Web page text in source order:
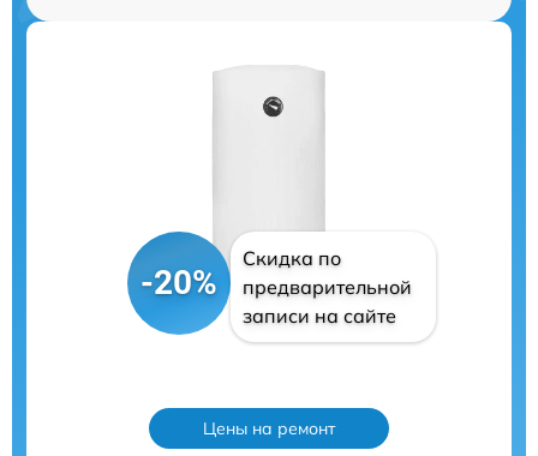
-20%
Скидка по
предварительной
записи на сайте
Цены на ремонт